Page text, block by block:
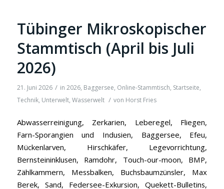
Tübinger Mikroskopischer
Stammtisch (April bis Juli
2026)
21. Juni 2026 / in 2026, Baggersee, Online-Stammtisch, Startseite,
Technik, Unterwelt, Wasserwelt / von Horst Fries
Abwasserreinigung, Zerkarien, Leberegel, Fliegen,
Farn-Sporangien und Indusien, Baggersee, Efeu,
Mückenlarven, Hirschkäfer, Legevorrichtung,
Bernsteininklusen, Ramdohr, Touch-our-moon, BMP,
Zählkammern, Messbalken, Buchsbaumzünsler, Max
Berek, Sand, Federsee-Exkursion, Quekett-Bulletins,